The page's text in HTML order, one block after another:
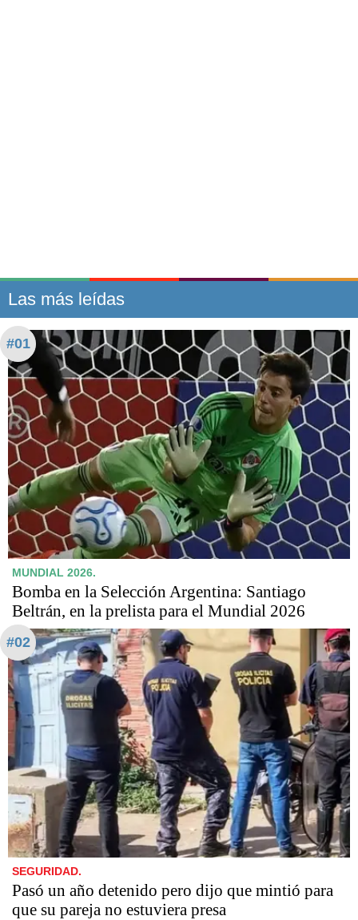
Las más leídas
#01
MUNDIAL 2026.
Bomba en la Selección Argentina: Santiago
Beltrán, en la prelista para el Mundial 2026
#02
SEGURIDAD.
Pasó un año detenido pero dijo que mintió para
que su pareja no estuviera presa